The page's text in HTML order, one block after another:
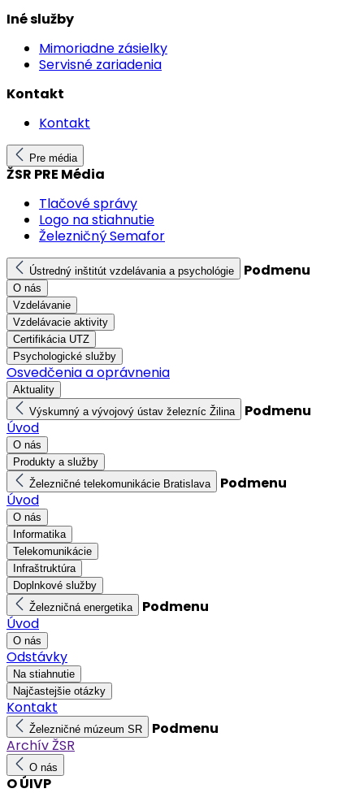
Iné služby
Mimoriadne zásielky
Servisné zariadenia
Kontakt
Kontakt
Pre média
ŽSR PRE Média
Tlačové správy
Logo na stiahnutie
Železničný Semafor
Ústredný inštitút vzdelávania a psychológie Podmenu
O nás
Vzdelávanie
Vzdelávacie aktivity
Certifikácia UTZ
Psychologické služby
Osvedčenia a oprávnenia
Aktuality
Výskumný a vývojový ústav železníc Žilina
Podmenu
Úvod
O nás
Produkty a služby
Železničné telekomunikácie Bratislava
Podmenu
Úvod
O nás
Informatika
Telekomunikácie
Infraštruktúra
Doplnkové služby
Železničná energetika
Podmenu
Úvod
O nás
Odstávky
Na stiahnutie
Najčastejšie otázky
Kontakt
Železničné múzeum SR
Podmenu
Archív ŽSR
O nás
O ÚIVP